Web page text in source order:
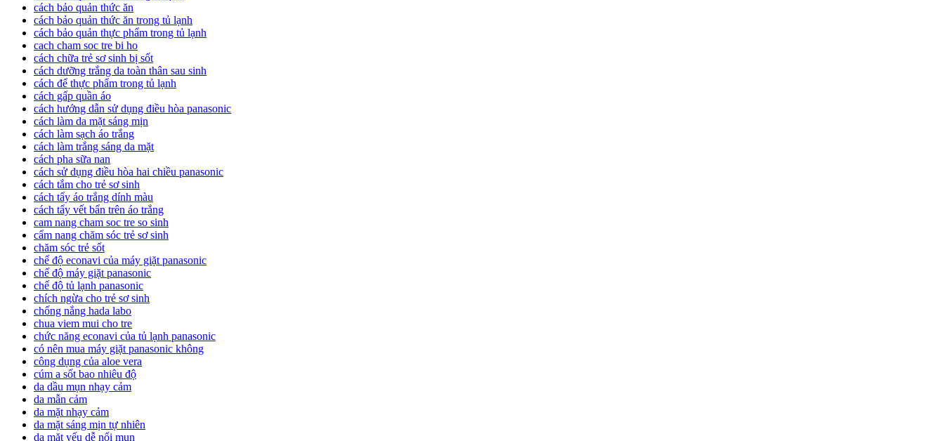
cách bảo quản thức ăn
cách bảo quản thức ăn trong tủ lạnh
cách bảo quản thực phẩm trong tủ lạnh
cach cham soc tre bi ho
cách chữa trẻ sơ sinh bị sốt
cách dưỡng trắng da toàn thân sau sinh
cách để thực phẩm trong tủ lạnh
cách gấp quần áo
cách hướng dẫn sử dụng điều hòa panasonic
cách làm da mặt sáng mịn
cách làm sạch áo trắng
cách làm trắng sáng da mặt
cách pha sữa nan
cách sử dụng điều hòa hai chiều panasonic
cách tắm cho trẻ sơ sinh
cách tẩy áo trắng dính màu
cách tẩy vết bẩn trên áo trắng
cam nang cham soc tre so sinh
cẩm nang chăm sóc trẻ sơ sinh
chăm sóc trẻ sốt
chế độ econavi của máy giặt panasonic
chế độ máy giặt panasonic
chế độ tủ lạnh panasonic
chích ngừa cho trẻ sơ sinh
chống nắng hada labo
chua viem mui cho tre
chức năng econavi của tủ lạnh panasonic
có nên mua máy giặt panasonic không
công dụng của aloe vera
cúm a sốt bao nhiêu độ
da dầu mụn nhạy cảm
da mẫn cảm
da mặt nhạy cảm
da mặt sáng mịn tự nhiên
da mặt yếu dễ nổi mụn